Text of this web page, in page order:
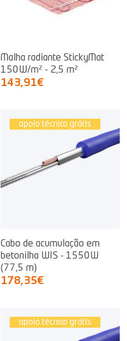
Malha radiante StickyMat
150W/m² - 2,5 m²
143,91€
apoio técnico grátis
Cabo de acumulação em
betonilha WIS - 1550W
(77,5 m)
178,35€
apoio técnico grátis